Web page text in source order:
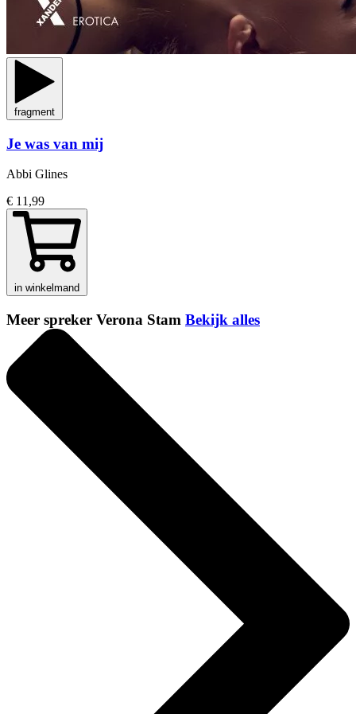
fragment
Je was van mij
Abbi Glines
€ 11,99
in winkelmand
Meer spreker Verona Stam Bekijk alles